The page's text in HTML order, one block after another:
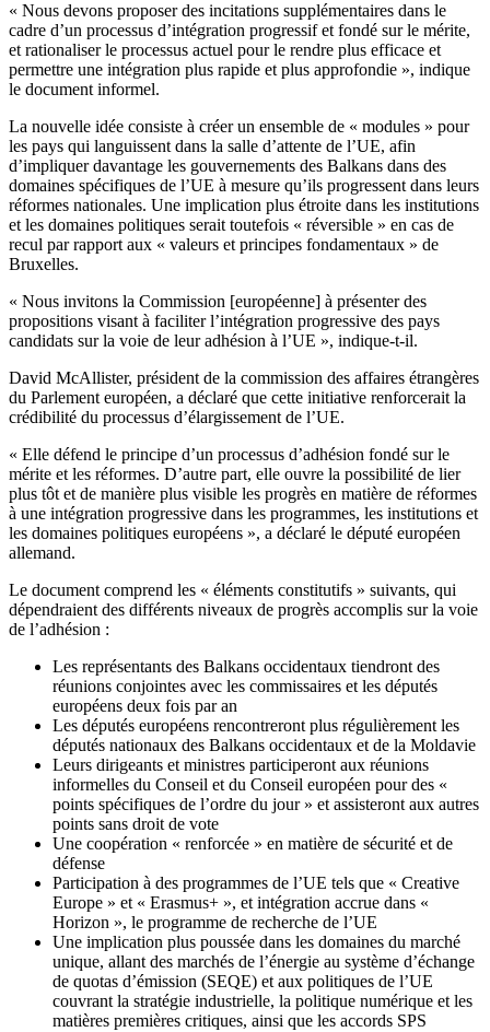
« Nous devons proposer des incitations supplémentaires dans le
cadre d’un processus d’intégration progressif et fondé sur le mérite,
et rationaliser le processus actuel pour le rendre plus efficace et
permettre une intégration plus rapide et plus approfondie », indique
le document informel.
La nouvelle idée consiste à créer un ensemble de « modules » pour
les pays qui languissent dans la salle d’attente de l’UE, afin
d’impliquer davantage les gouvernements des Balkans dans des
domaines spécifiques de l’UE à mesure qu’ils progressent dans leurs
réformes nationales. Une implication plus étroite dans les institutions
et les domaines politiques serait toutefois « réversible » en cas de
recul par rapport aux « valeurs et principes fondamentaux » de
Bruxelles.
« Nous invitons la Commission [européenne] à présenter des
propositions visant à faciliter l’intégration progressive des pays
candidats sur la voie de leur adhésion à l’UE », indique-t-il.
David McAllister, président de la commission des affaires étrangères
du Parlement européen, a déclaré que cette initiative renforcerait la
crédibilité du processus d’élargissement de l’UE.
« Elle défend le principe d’un processus d’adhésion fondé sur le
mérite et les réformes. D’autre part, elle ouvre la possibilité de lier
plus tôt et de manière plus visible les progrès en matière de réformes
à une intégration progressive dans les programmes, les institutions et
les domaines politiques européens », a déclaré le député européen
allemand.
Le document comprend les « éléments constitutifs » suivants, qui
dépendraient des différents niveaux de progrès accomplis sur la voie
de l’adhésion :
Les représentants des Balkans occidentaux tiendront des
réunions conjointes avec les commissaires et les députés
européens deux fois par an
Les députés européens rencontreront plus régulièrement les
députés nationaux des Balkans occidentaux et de la Moldavie
Leurs dirigeants et ministres participeront aux réunions
informelles du Conseil et du Conseil européen pour des «
points spécifiques de l’ordre du jour » et assisteront aux autres
points sans droit de vote
Une coopération « renforcée » en matière de sécurité et de
défense
Participation à des programmes de l’UE tels que « Creative
Europe » et « Erasmus+ », et intégration accrue dans «
Horizon », le programme de recherche de l’UE
Une implication plus poussée dans les domaines du marché
unique, allant des marchés de l’énergie au système d’échange
de quotas d’émission (SEQE) et aux politiques de l’UE
couvrant la stratégie industrielle, la politique numérique et les
matières premières critiques, ainsi que les accords SPS